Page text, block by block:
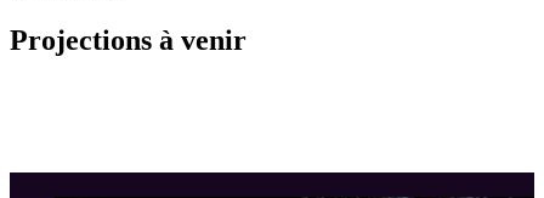
Projections à venir